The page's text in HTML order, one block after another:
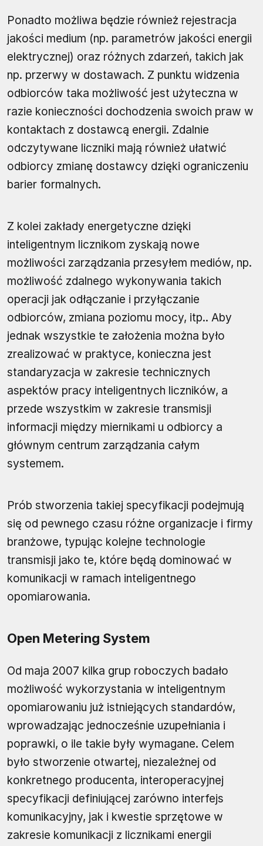
Ponadto możliwa będzie również rejestracja
jakości medium (np. parametrów jakości energii
elektrycznej) oraz różnych zdarzeń, takich jak
np. przerwy w dostawach. Z punktu widzenia
odbiorców taka możliwość jest użyteczna w
razie konieczności dochodzenia swoich praw w
kontaktach z dostawcą energii. Zdalnie
odczytywane liczniki mają również ułatwić
odbiorcy zmianę dostawcy dzięki ograniczeniu
barier formalnych.
Z kolei zakłady energetyczne dzięki
inteligentnym licznikom zyskają nowe
możliwości zarządzania przesyłem mediów, np.
możliwość zdalnego wykonywania takich
operacji jak odłączanie i przyłączanie
odbiorców, zmiana poziomu mocy, itp.. Aby
jednak wszystkie te założenia można było
zrealizować w praktyce, konieczna jest
standaryzacja w zakresie technicznych
aspektów pracy inteligentnych liczników, a
przede wszystkim w zakresie transmisji
informacji między miernikami u odbiorcy a
głównym centrum zarządzania całym
systemem.
Prób stworzenia takiej specyfikacji podejmują
się od pewnego czasu różne organizacje i firmy
branżowe, typując kolejne technologie
transmisji jako te, które będą dominować w
komunikacji w ramach inteligentnego
opomiarowania.
Open Metering System
Od maja 2007 kilka grup roboczych badało
możliwość wykorzystania w inteligentnym
opomiarowaniu już istniejących standardów,
wprowadzając jednocześnie uzupełniania i
poprawki, o ile takie były wymagane. Celem
było stworzenie otwartej, niezależnej od
konkretnego producenta, interoperacyjnej
specyfikacji definiującej zarówno interfejs
komunikacyjny, jak i kwestie sprzętowe w
zakresie komunikacji z licznikami energii